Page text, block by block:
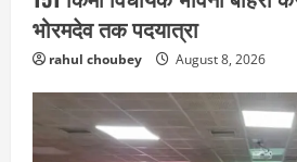
भोरमदेव तक पदयात्रा
rahul choubey August 8, 2026